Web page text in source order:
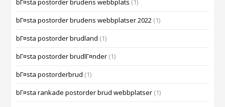
bГ¤sta postorder brudens webbplats (1)
bГ¤sta postorder brudens webbplatser 2022 (1)
bГ¤sta postorder brudland (1)
bГ¤sta postorder brudlГ¤nder (1)
bГ¤sta postorderbrud (1)
bГ¤sta rankade postorder brud webbplatser (1)